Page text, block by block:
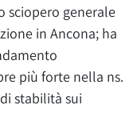
sciopero generale
in Ancona; ha
più forte nella ns.
stabilità sui